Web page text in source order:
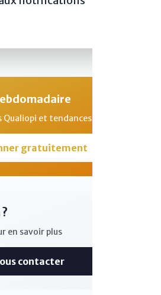
et tendances
gratuitement
en savoir plus
contacter